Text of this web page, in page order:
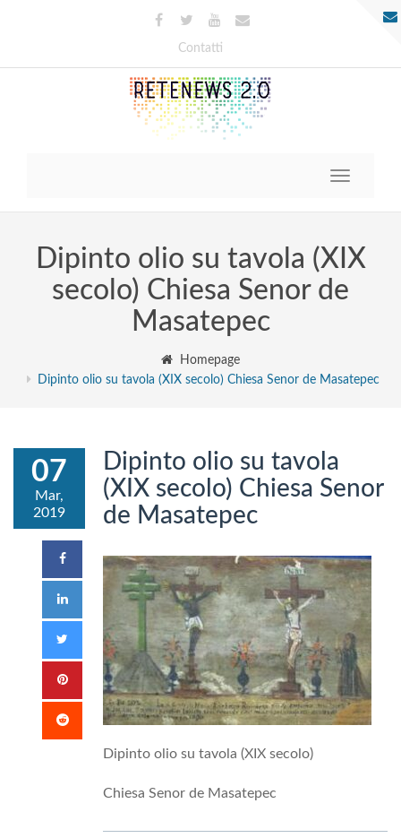
Contatti
Toggle
Dipinto olio su tavola (XIX
secolo) Chiesa Senor de
Masatepec
Homepage
Dipinto olio su tavola (XIX secolo) Chiesa Senor de Masatepec
07
Mar,
2019
Dipinto olio su tavola
(XIX secolo) Chiesa Senor
de Masatepec
Dipinto olio su tavola (XIX secolo)
Chiesa Senor de Masatepec